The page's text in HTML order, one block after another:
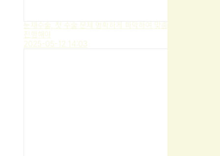
눈재수술, 첫 수술 문제 명확하게 파악하여 맞춤 눈 성형으로
진행해야
2025-05-12 14:03